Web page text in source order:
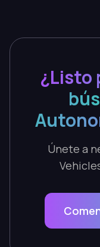
¿Listo
Únete a